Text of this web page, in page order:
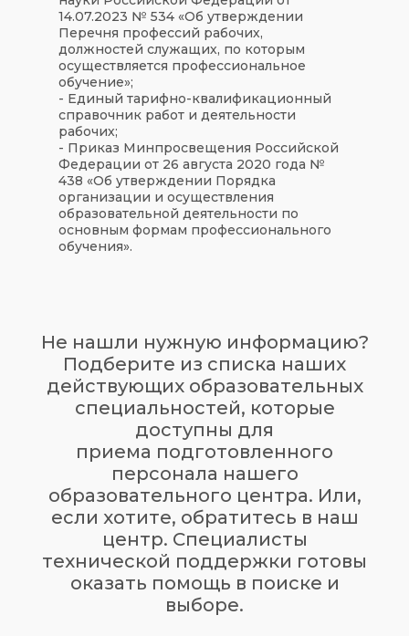
14.07.2023 № 534 «Об утверждении
Перечня профессий рабочих,
должностей служащих, по которым
осуществляется профессиональное
обучение»;
- Единый тарифно-квалификационный
справочник работ и деятельности
рабочих;
- Приказ Минпросвещения Российской
Федерации от 26 августа 2020 года №
438 «Об утверждении Порядка
организации и осуществления
образовательной деятельности по
основным формам профессионального
обучения».
Не нашли нужную информацию?
Подберите из списка наших
действующих образовательных
специальностей, которые
доступны для
приема подготовленного
персонала нашего
образовательного центра. Или,
если хотите, обратитесь в наш
центр. Специалисты
технической поддержки готовы
оказать помощь в поиске и
выборе.